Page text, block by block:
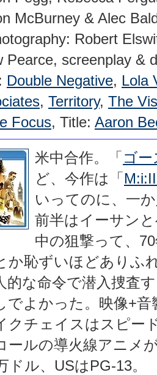
McBurney & Alec
Robert
Pearce, screenplay &
Double Negative, Lola
, Territory, The
Focus, Title: Aaron
米中合作。「 ゴ
ど、今作は「
いってのに、一
前半はイーサン
中の狙撃って、
か恥ずいほどありふ
的な命令で潜入捜査
でよかった。映像+
クチェイスはスピー
ールの導火線アニメ
ドル、USはPG-13。